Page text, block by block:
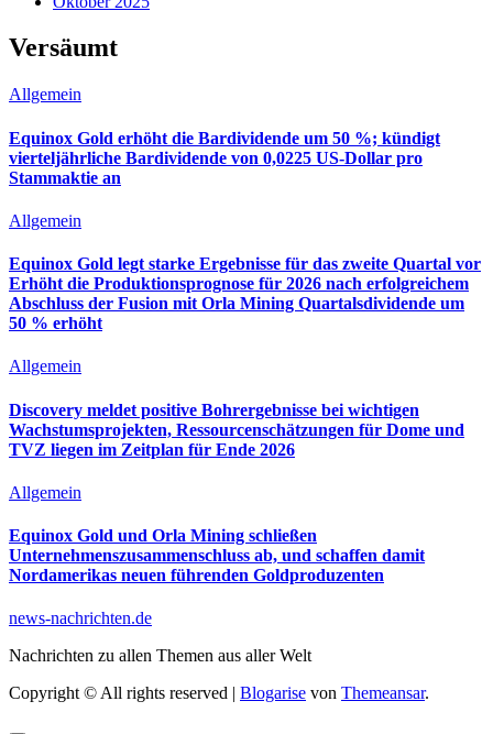
Versäumt
Allgemein
Equinox Gold erhöht die Bardividende um 50 %; kündigt
vierteljährliche Bardividende von 0,0225 US-Dollar pro
Stammaktie an
Allgemein
Equinox Gold legt starke Ergebnisse für das zweite Quartal vor
Erhöht die Produktionsprognose für 2026 nach erfolgreichem
Abschluss der Fusion mit Orla Mining Quartalsdividende um
50 % erhöht
Allgemein
Discovery meldet positive Bohrergebnisse bei wichtigen
Wachstumsprojekten, Ressourcenschätzungen für Dome und
TVZ liegen im Zeitplan für Ende 2026
Allgemein
Equinox Gold und Orla Mining schließen
Unternehmenszusammenschluss ab, und schaffen damit
Nordamerikas neuen führenden Goldproduzenten
news-nachrichten.de
Nachrichten zu allen Themen aus aller Welt
Copyright © All rights reserved
Blogarise von Themeansar.